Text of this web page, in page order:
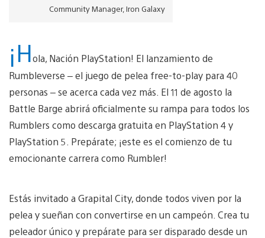
Community Manager, Iron Galaxy
¡Hola, Nación PlayStation! El lanzamiento de
Rumbleverse – el juego de pelea free-to-play para 40
personas – se acerca cada vez más. El 11 de agosto la
Battle Barge abrirá oficialmente su rampa para todos los
Rumblers como descarga gratuita en PlayStation 4 y
PlayStation 5. Prepárate; ¡este es el comienzo de tu
emocionante carrera como Rumbler!
Estás invitado a Grapital City, donde todos viven por la
pelea y sueñan con convertirse en un campeón. Crea tu
peleador único y prepárate para ser disparado desde un